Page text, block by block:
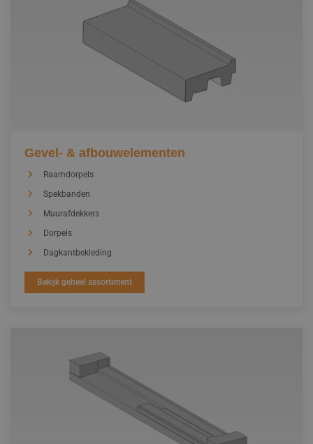
Gevel- & afbouwelementen
Raamdorpels
Spekbanden
Muurafdekkers
Dorpels
Dagkantbekleding
Bekijk geheel assortiment